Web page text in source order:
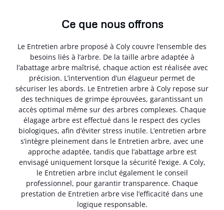
Ce que nous offrons
Le Entretien arbre proposé à Coly couvre l’ensemble des
besoins liés à l’arbre. De la taille arbre adaptée à
l’abattage arbre maîtrisé, chaque action est réalisée avec
précision. L’intervention d’un élagueur permet de
sécuriser les abords. Le Entretien arbre à Coly repose sur
des techniques de grimpe éprouvées, garantissant un
accès optimal même sur des arbres complexes. Chaque
élagage arbre est effectué dans le respect des cycles
biologiques, afin d’éviter stress inutile. L’entretien arbre
s’intègre pleinement dans le Entretien arbre, avec une
approche adaptée, tandis que l’abattage arbre est
envisagé uniquement lorsque la sécurité l’exige. A Coly,
le Entretien arbre inclut également le conseil
professionnel, pour garantir transparence. Chaque
prestation de Entretien arbre vise l’efficacité dans une
logique responsable.